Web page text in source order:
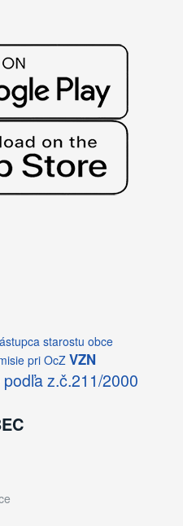
starostu obce
pri OcZVZN
z.č.211/2000